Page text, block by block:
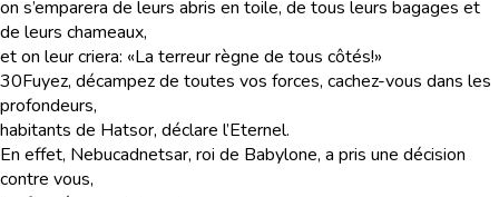
on s’emparera de leurs abris en toile, de tous leurs bagages et
de leurs chameaux,
et on leur criera: «La terreur règne de tous côtés!»
30Fuyez, décampez de toutes vos forces, cachez-vous dans les
profondeurs,
habitants de Hatsor, déclare l’Eternel.
En effet, Nebucadnetsar, roi de Babylone, a pris une décision
contre vous,